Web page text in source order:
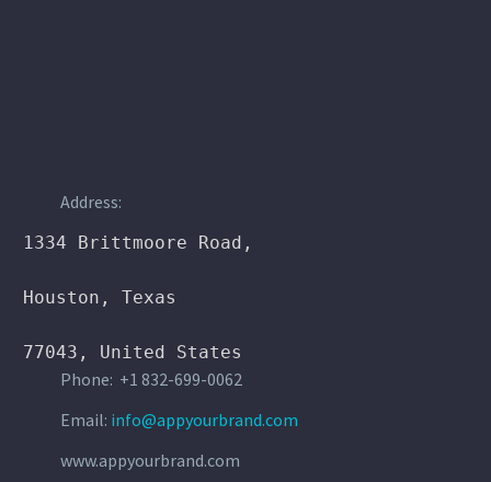
Address:
1334 Brittmoore Road,
Houston, Texas
77043, United States
Phone: +1 832-699-0062
Email: info@appyourbrand.com
www.appyourbrand.com